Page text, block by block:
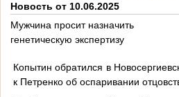
Новость от 10.06.2025
Мужчина просит назначить
генетическую экспертизу
Копытин обратился в
к Петренко об оспаривании